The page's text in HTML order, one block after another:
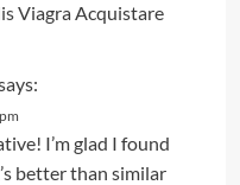
Viagra Acquistare
I’m glad I found
better than similar